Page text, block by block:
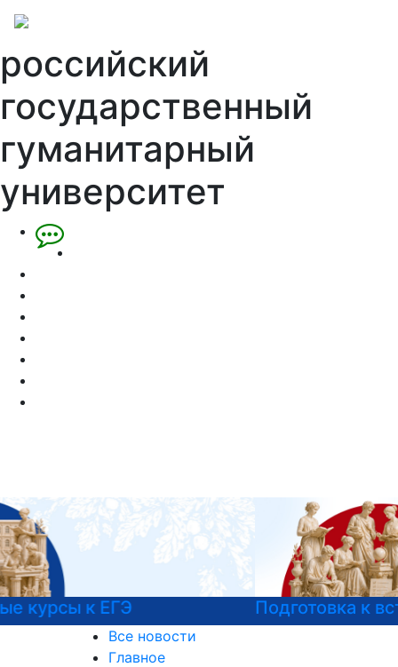
российский
государственный
гуманитарный
университет
Подготовка к вступительным испытаниям
Все новости
Главное